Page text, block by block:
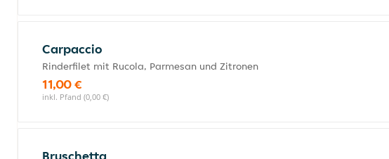
Carpaccio
Rinderfilet mit Rucola, Parmesan und Zitronen
11,00 €
inkl. Pfand (0,00 €)